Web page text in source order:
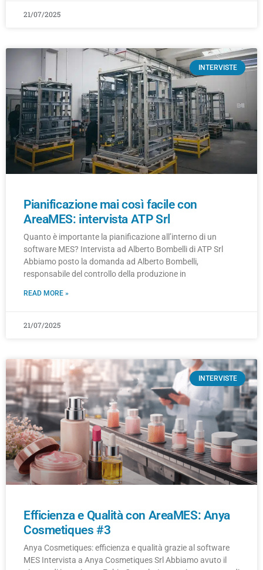
21/07/2025
INTERVISTE
Pianificazione mai così facile con
AreaMES: intervista ATP Srl
Quanto è importante la pianificazione all’interno di un
software MES? Intervista ad Alberto Bombelli di ATP Srl
Abbiamo posto la domanda ad Alberto Bombelli,
responsabile del controllo della produzione in
READ MORE »
21/07/2025
INTERVISTE
Efficienza e Qualità con AreaMES: Anya
Cosmetiques #3
Anya Cosmetiques: efficienza e qualità grazie al software
MES Intervista a Anya Cosmetiques Srl Abbiamo avuto il